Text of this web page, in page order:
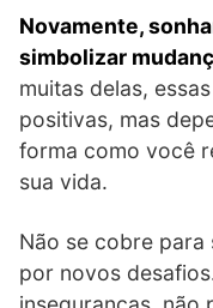
Novamente,
simbolizar
muitas delas,
positivas, mas
forma como você
sua vida.
Não se cobre para
por novos